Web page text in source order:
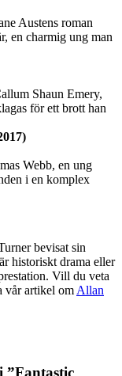
Austens roman
en charmig ung man
Shaun Emery,
för ett brott han
Webb, en ung
i en komplex
bevisat sin
historiskt drama eller
Vill du veta
vår artikel om Allan